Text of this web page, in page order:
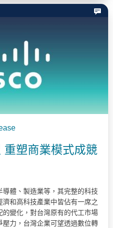
重塑商業模式成競
體、製造業等，其完整的科技
和高科技產業中皆佔有一席之
變化，對台灣原有的代工市場
力，台灣企業可望透過數位轉